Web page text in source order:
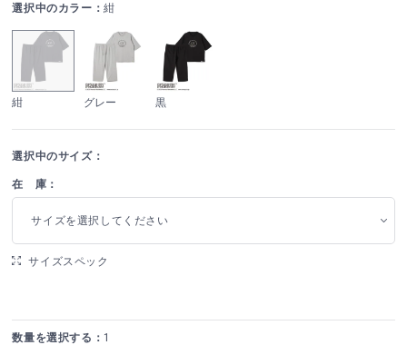
選択中のカラー：紺
紺 グレー 黒
選択中のサイズ：
在 庫：
サイズを選択してください
サイズスペック
数量を選択する： 1